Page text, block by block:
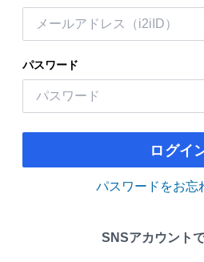
パスワード
ログイ
パスワードをお忘
SNSアカウント